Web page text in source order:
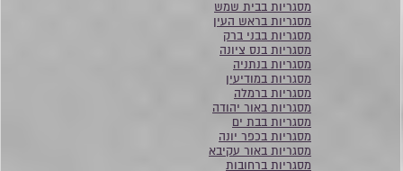
מסגריות בבית שמש
מסגריות בראש העין
מסגריות בבני ברק
מסגריות בנס ציונה
מסגריות בנתניה
מסגריות במודיעין
מסגריות ברמלה
מסגריות באור יהודה
מסגריות בבת ים
מסגריות בכפר יונה
מסגריות באור עקיבא
מסגריות ברחובות